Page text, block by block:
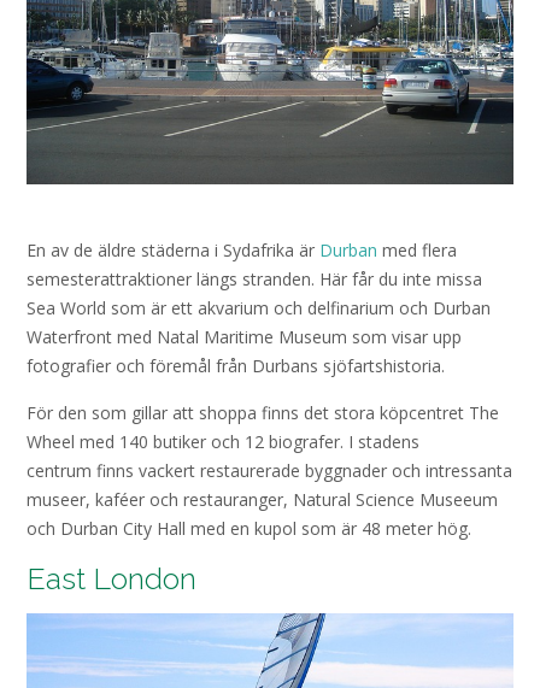
En av de äldre städerna i Sydafrika är Durban med flera
semesterattraktioner längs stranden. Här får du inte missa
Sea World som är ett akvarium och delfinarium och Durban
Waterfront med Natal Maritime Museum som visar upp
fotografier och föremål från Durbans sjöfartshistoria.
För den som gillar att shoppa finns det stora köpcentret The
Wheel med 140 butiker och 12 biografer. I stadens
centrum finns vackert restaurerade byggnader och intressanta
museer, kaféer och restauranger, Natural Science Museeum
och Durban City Hall med en kupol som är 48 meter hög.
East London